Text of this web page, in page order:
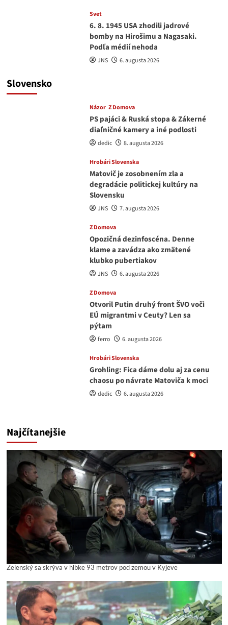
Svet
6. 8. 1945 USA zhodili jadrové
bomby na Hirošimu a Nagasaki.
Podľa médií nehoda
JNS 6. augusta 2026
Slovensko
Názor Z Domova
PS pajáci & Ruská stopa & Zákerné
diaľničné kamery a iné podlosti
dedic 8. augusta 2026
Hrobári Slovenska
Matovič je zosobnením zla a
degradácie politickej kultúry na
Slovensku
JNS 7. augusta 2026
Z Domova
Opozičná dezinfoscéna. Denne
klame a zavádza ako zmätené
klubko pubertiakov
JNS 6. augusta 2026
Z Domova
Otvoril Putin druhý front ŠVO voči
EÚ migrantmi v Ceuty? Len sa
pýtam
ferro 6. augusta 2026
Hrobári Slovenska
Grohling: Fica dáme dolu aj za cenu
chaosu po návrate Matoviča k moci
dedic 6. augusta 2026
Najčítanejšie
Zelenský sa skrýva v hĺbke 93 metrov pod zemou v Kyjeve